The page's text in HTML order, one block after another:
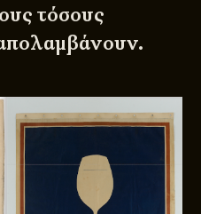
τόσους